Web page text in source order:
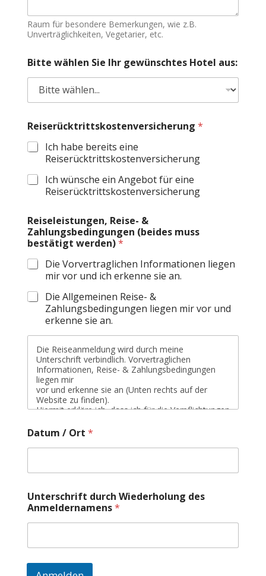
n
)
M
b
i
l
b
e
c
e
n
r
Raum für besondere Bemerkungen, wie z.B.
Unverträglichkeiten, Vegetarier, etc.
Bitte wählen Sie Ihr gewünschtes Hotel aus:
Reiserücktrittskostenversicherung *
Ich habe bereits eine
Reiserücktrittskostenversicherung
Ich wünsche ein Angebot für eine
Reiserücktrittskostenversicherung
Reiseleistungen, Reise- &
Zahlungsbedingungen (beides muss
bestätigt werden)*
Die Vorvertraglichen Informationen liegen
mir vor und ich erkenne sie an.
Die Allgemeinen Reise- &
Zahlungsbedingungen liegen mir vor und
erkenne sie an.
Die Reiseanmeldung wird durch meine
Unterschrift verbindlich. Vorvertraglichen
Informationen, Reise- & Zahlungsbedingungen
liegen mir
vor und erkenne sie an (Unten rechts auf der
Website zu finden).
Hiermit erkläre ich, dass ich für die Verpflichtungen
gegenüber dem
Reiseveranstalter bzw. Leistungsträger wie für
meine eigenen einstehen werde.
Datum / Ort *
Unterschrift durch Wiederholung des
Anmeldernamens*